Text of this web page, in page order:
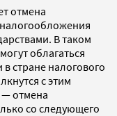
отмена
В таком
облагаться
в стране налогового
с этим
— отмена
со следующего